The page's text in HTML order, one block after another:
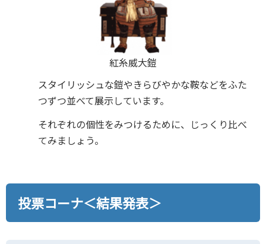
紅糸威大鎧
スタイリッシュな鎧やきらびやかな鞍などをふた
つずつ並べて展示しています。
それぞれの個性をみつけるために、じっくり比べ
てみましょう。
投票コーナ＜結果発表＞